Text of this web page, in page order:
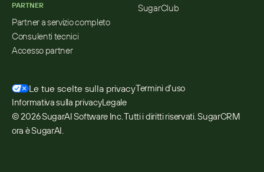
PARTNER
Partner a servizio completo
Consulenti tecnici
Accesso partner
SugarClub
Le tue scelte sulla privacyTermini d'uso
Informativa sulla privacyLegale
© 2026 SugarAI Software Inc. Tutti i diritti riservati. SugarCRM
ora è SugarAI.